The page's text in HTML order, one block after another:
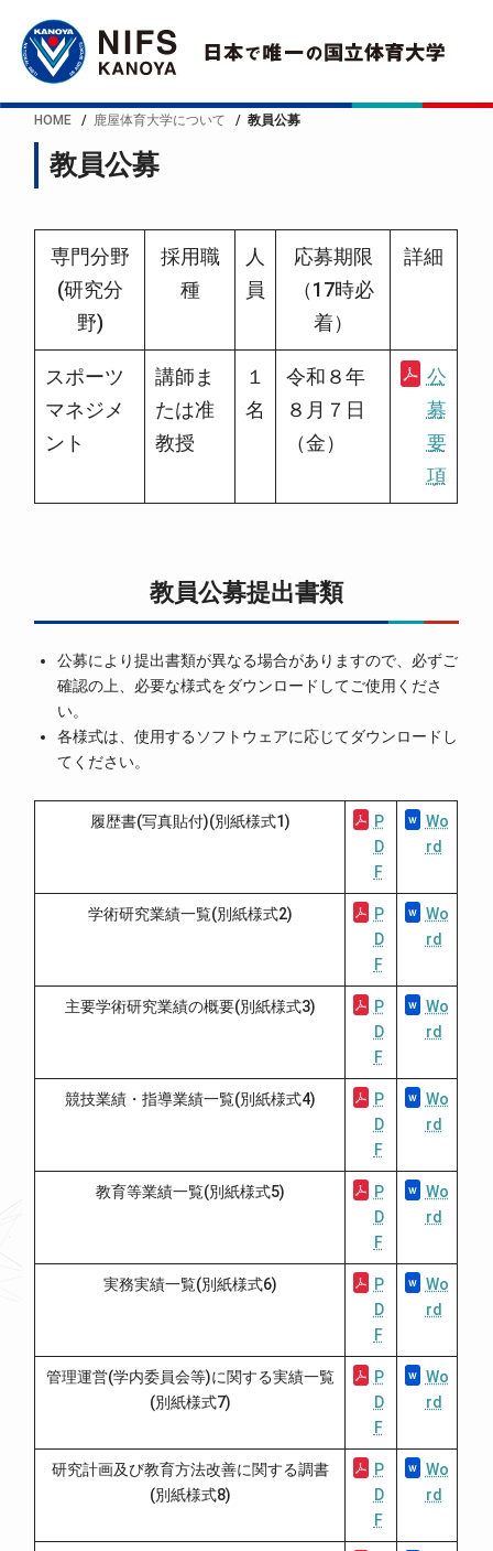
HOME 鹿屋体育大学について 教員公募
教員公募
専門分野
(研究分
野)
採用職
種
人
員
応募期限
（17時必
着）
詳細
スポーツ
マネジメ
ント
講師ま
たは准
教授
１
名
令和８年
８月７日
（金）
公
募
要
項
教員公募提出書類
公募により提出書類が異なる場合がありますので、必ずご
確認の上、必要な様式をダウンロードしてご使用くださ
い。
各様式は、使用するソフトウェアに応じてダウンロードし
てください。
履歴書(写真貼付)(別紙様式1)
P
D
F
Wo
rd
学術研究業績一覧(別紙様式2)
P
D
F
Wo
rd
主要学術研究業績の概要(別紙様式3)
P
D
F
Wo
rd
競技業績・指導業績一覧(別紙様式4)
P
D
F
Wo
rd
教育等業績一覧(別紙様式5)
P
D
F
Wo
rd
実務実績一覧(別紙様式6)
P
D
F
Wo
rd
管理運営(学内委員会等)に関する実績一覧
(別紙様式7)
P
D
F
Wo
rd
研究計画及び教育方法改善に関する調書
(別紙様式8)
P
D
F
Wo
rd